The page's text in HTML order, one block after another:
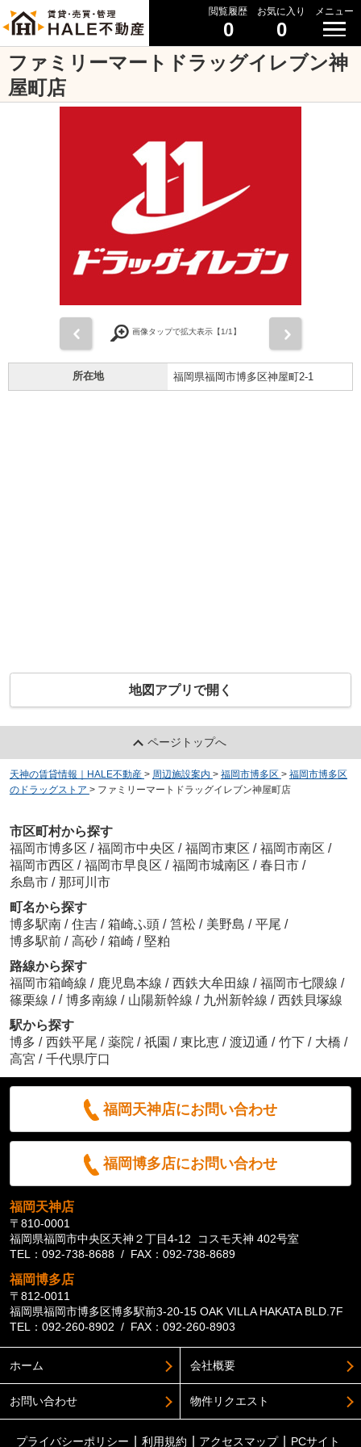
閲覧履歴
0
お気に入り
0
メニュー
ファミリーマートドラッグイレブン神
屋町店
画像タップで拡大表示【1/1】
所在地 福岡県福岡市博多区神屋町2-1
地図アプリで開く
ページトップへ
天神の賃貸情報｜HALE不動産 > 周辺施設案内 > 福岡市博多区 > 福岡市博多区
のドラッグストア > ファミリーマートドラッグイレブン神屋町店
市区町村から探す
福岡市博多区 / 福岡市中央区 / 福岡市東区 / 福岡市南区 /
福岡市西区 / 福岡市早良区 / 福岡市城南区 / 春日市 /
糸島市 / 那珂川市
町名から探す
博多駅南 / 住吉 / 箱崎ふ頭 / 筥松 / 美野島 / 平尾 /
博多駅前 / 高砂 / 箱崎 / 堅粕
路線から探す
福岡市箱崎線 / 鹿児島本線 / 西鉄大牟田線 / 福岡市七隈線 /
篠栗線 / / 博多南線 / 山陽新幹線 / 九州新幹線 / 西鉄貝塚線
駅から探す
博多 / 西鉄平尾 / 薬院 / 祇園 / 東比恵 / 渡辺通 / 竹下 / 大橋 /
高宮 / 千代県庁口
福岡天神店にお問い合わせ
福岡博多店にお問い合わせ
福岡天神店
〒810-0001
福岡県福岡市中央区天神２丁目4-12 コスモ天神 402号室
TEL：092-738-8688 / FAX：092-738-8689
福岡博多店
〒812-0011
福岡県福岡市博多区博多駅前3-20-15 OAK VILLA HAKATA BLD.7F
TEL：092-260-8902 / FAX：092-260-8903
ホーム 会社概要
お問い合わせ 物件リクエスト
プライバシーポリシー 利用規約 アクセスマップ PCサイト